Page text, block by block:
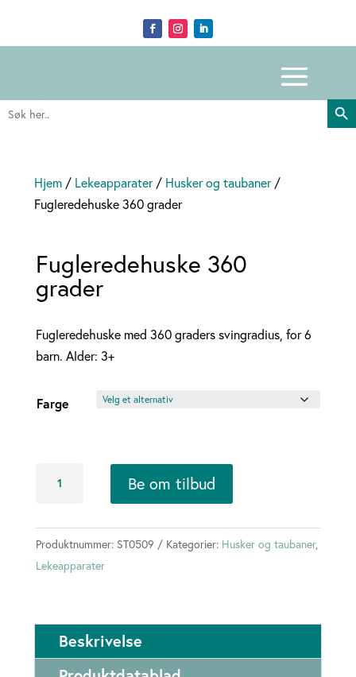
Search
for:
Search
Hjem/ Lekeapparater/ Husker og taubaner/
Fugleredehuske 360 grader
Fugleredehuske 360
grader
Fugleredehuske med 360 graders svingradius, for 6
barn. Alder: 3+
Farge
antall
Be om tilbud
Produktnummer: ST0509 Kategorier: Husker og taubaner,
Lekeapparater
Beskrivelse